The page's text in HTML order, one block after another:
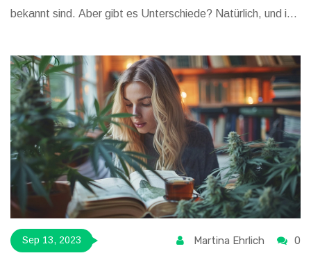
bekannt sind. Aber gibt es Unterschiede? Natürlich, und in
bereit, in die Welt der Cannabis Konzentrate einzutauchen.
Sep 13, 2023 Martina Ehrlich 0